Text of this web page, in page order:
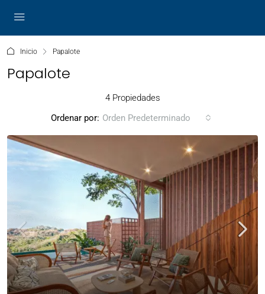
Inicio Papalote
Papalote
4 Propiedades
Ordenar por: Orden Predeterminado